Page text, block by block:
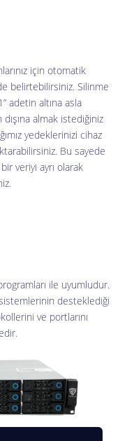
için otomatik
belirtebilirsiniz. Silinme
adetin altına asla
almak istediğiniz
yedeklerinizi cihaz
Bu sayede
veriyi ayrı olarak
ile uyumludur.
desteklediği
ve portlarını